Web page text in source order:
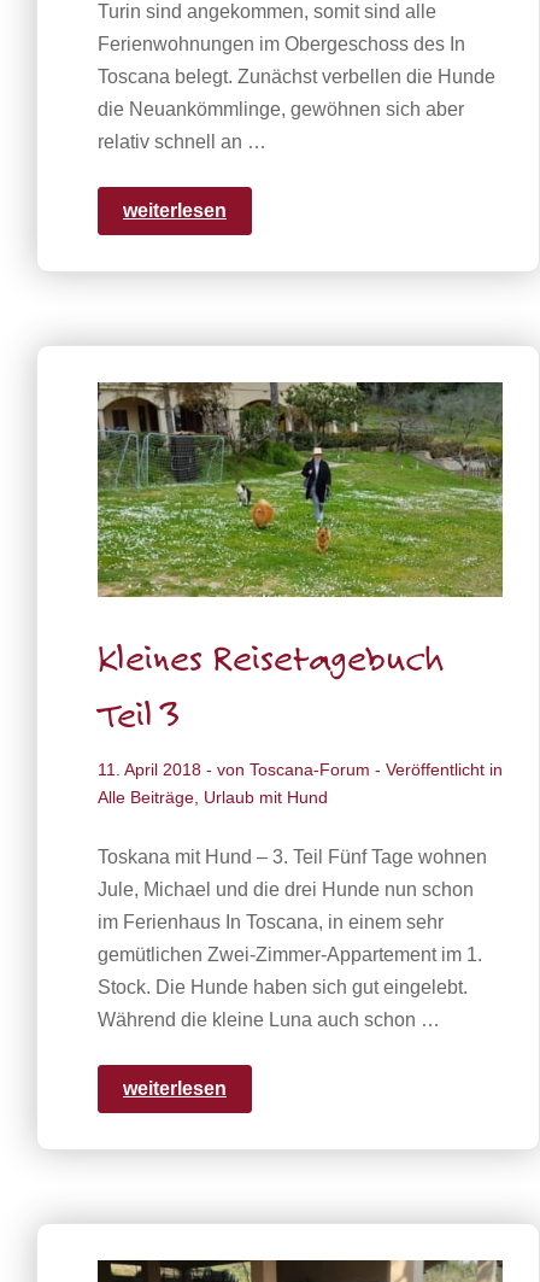
Turin sind angekommen, somit sind alle
Ferienwohnungen im Obergeschoss des In
Toscana belegt. Zunächst verbellen die Hunde
die Neuankömmlinge, gewöhnen sich aber
relativ schnell an …
weiterlesen
Kleines Reisetagebuch
Teil 3
11. April 2018 - von Toscana-Forum - Veröffentlicht in
Alle Beiträge, Urlaub mit Hund
Toskana mit Hund – 3. Teil Fünf Tage wohnen
Jule, Michael und die drei Hunde nun schon
im Ferienhaus In Toscana, in einem sehr
gemütlichen Zwei-Zimmer-Appartement im 1.
Stock. Die Hunde haben sich gut eingelebt.
Während die kleine Luna auch schon …
weiterlesen